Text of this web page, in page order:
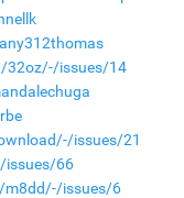
32oz/-/issues/14
issues/21
issues/66
m8dd/-/issues/6